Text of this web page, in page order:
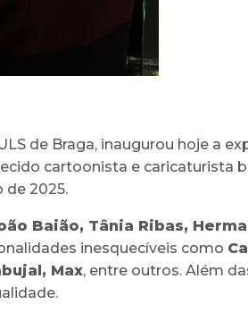
de Braga, inaugurou hoje a
cartoonista e caricaturista
de 2025.
Baião, Tânia Ribas,
inesquecíveis como
Max, entre outros. Além